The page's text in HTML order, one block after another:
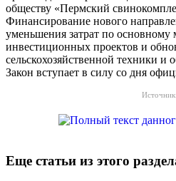
обществу «Пермский
Финансирование нового
уменьшения затрат по основному
инвестиционных проектов и
сельскохозяйственной техники и
Закон вступает в силу со дня
Источник:
Еще статьи из этого